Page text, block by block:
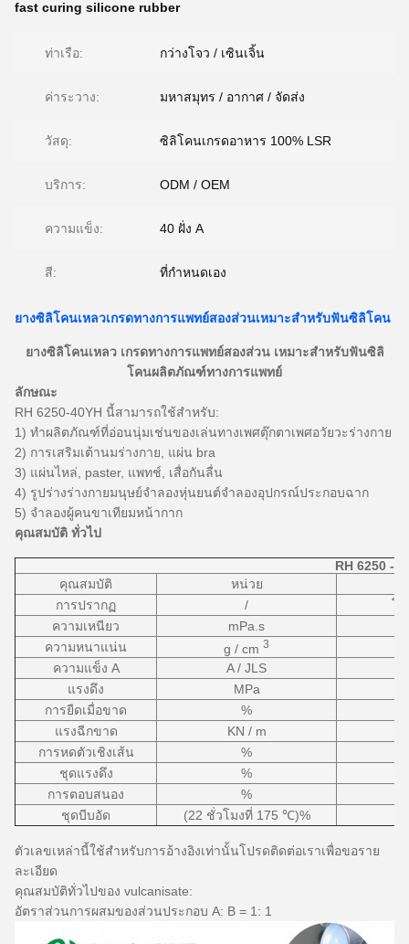
fast curing silicone rubber
ท่าเรือ: กว่างโจว / เซินเจิ้น
ค่าระวาง: มหาสมุทร / อากาศ / จัดส่ง
วัสดุ: ซิลิโคนเกรดอาหาร 100% LSR
บริการ: ODM / OEM
ความแข็ง: 40 ฝั่ง A
สี: ที่กำหนดเอง
ยางซิลิโคนเหลวเกรดทางการแพทย์สองส่วนเหมาะสำหรับฟันซิลิโคน
ยางซิลิโคนเหลว เกรดทางการแพทย์สองส่วน เหมาะสำหรับฟันซิลิ
โคนผลิตภัณฑ์ทางการแพทย์
ลักษณะ
RH 6250-40YH นี้สามารถใช้สำหรับ:
1) ทำผลิตภัณฑ์ที่อ่อนนุ่มเช่นของเล่นทางเพศตุ๊กตาเพศอวัยวะร่างกาย
2) การเสริมเต้านมร่างกาย, แผ่น bra
3) แผ่นไหล่, paster, แพทช์, เสื่อกันลื่น
4) รูปร่างร่างกายมนุษย์จำลองหุ่นยนต์จำลองอุปกรณ์ประกอบฉาก
5) จำลองผู้คนขาเทียมหน้ากาก
คุณสมบัติ ทั่วไป
RH 6250 -
คุณสมบัติ
หน่วย
การปรากฏ
/
โป
ความเหนียว
mPa.s
ความหนาแน่น
g / cm 3
ความแข็ง A
A / JLS
แรงดึง
MPa
การยืดเมื่อขาด
%
แรงฉีกขาด
KN / m
การหดตัวเชิงเส้น
%
ชุดแรงดึง
%
การตอบสนอง
%
ชุดบีบอัด
(22 ชั่วโมงที่ 175 ℃)%
ตัวเลขเหล่านี้ใช้สำหรับการอ้างอิงเท่านั้นโปรดติดต่อเราเพื่อขอราย
ละเอียด
คุณสมบัติทั่วไปของ vulcanisate:
อัตราส่วนการผสมของส่วนประกอบ A: B = 1: 1